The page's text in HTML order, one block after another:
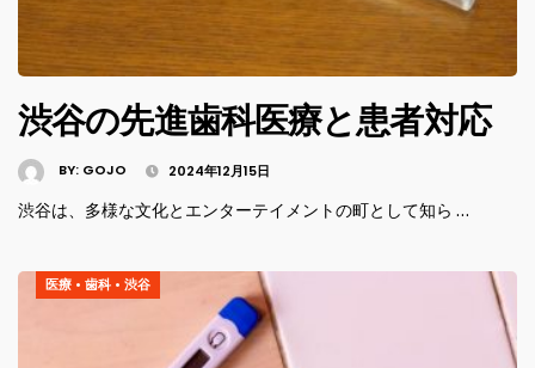
渋谷の先進歯科医療と患者対応
BY: GOJO 2024年12月15日
渋谷は、多様な文化とエンターテイメントの町として知ら …
医療 • 歯科 • 渋谷